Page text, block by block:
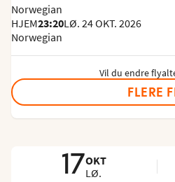
Norwegian
HJEM23:20LØ. 24 OKT. 2026
Norwegian
Vil du endre
FLERE
17OKT
LØ.